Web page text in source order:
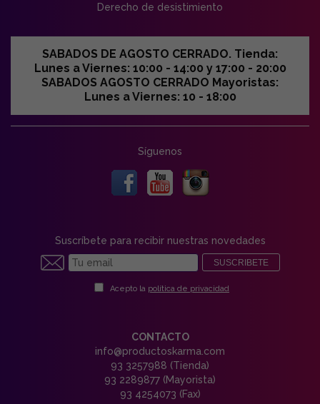
Derecho de desistimiento
SABADOS DE AGOSTO CERRADO. Tienda:
Lunes a Viernes: 10:00 - 14:00 y 17:00 - 20:00
SABADOS AGOSTO CERRADO Mayoristas:
Lunes a Viernes: 10 - 18:00
Síguenos
Suscríbete para recibir nuestras novedades
SUSCRIBETE
Acepto la política de privacidad
CONTACTO
info@productoskarma.com
93 3257988 (Tienda)
93 2289877 (Mayorista)
93 4254073 (Fax)